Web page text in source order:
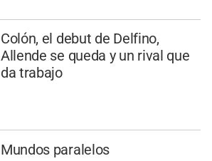
Colón, el debut de Delfino,
Allende se queda y un rival que
da trabajo
Mundos paralelos